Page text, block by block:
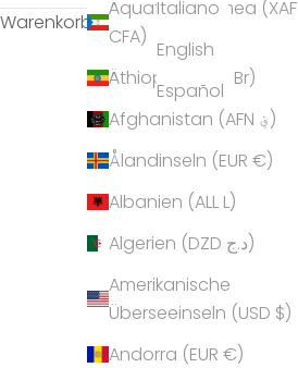
Äquatorialguinea (XAF
CFA)
Äthiopien (ETB Br)
Afghanistan (AFN ؋)
Ålandinseln (EUR €)
Albanien (ALL L)
Algerien (DZD د.ج)
Amerikanische
Überseeinseln (USD $)
Andorra (EUR €)
Italiano
English
Español
Warenkorb